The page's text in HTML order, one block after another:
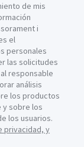
de mis
i
el
personales
las solicitudes
responsable
análisis
los productos
sobre los
los usuarios.
privacidad, y